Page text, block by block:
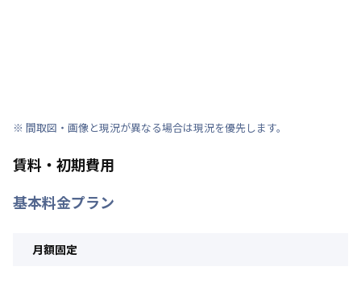
※ 間取図・画像と現況が異なる場合は現況を優先します。
賃料・初期費用
基本料金プラン
月額固定